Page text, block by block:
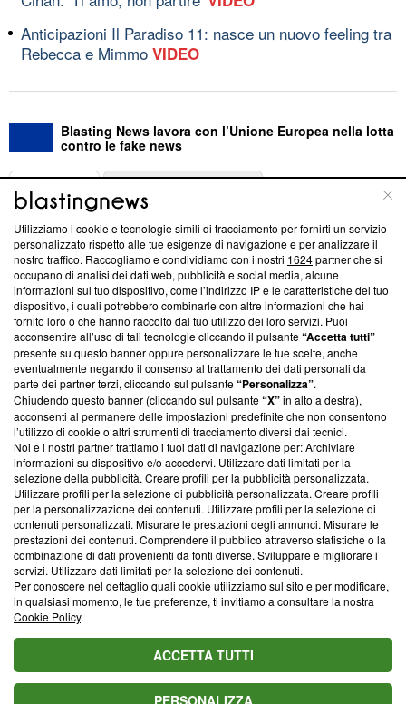
Anticipazioni Il Paradiso 11: nasce un nuovo feeling tra
Rebecca e Mimmo VIDEO
Blasting News lavora con l’Unione Europea nella lotta
contro le fake news
ABOUT
Questa sezione offre informazioni trasparenti su Blasting
News, sui nostri processi editoriali e su come ci impegniamo a
creare news di qualità. Inoltre, afferma la nostra aderenza a
‘Trust Project - News with Integrity’Blasting News non è
ancora membro del programma, ma ha richiesto di farne
parte; Trust Project non ha ancora effettuato una verifica di
conformità agli standard.
Su di noi
Team editoriale
Corporate
Redazione
Informativa Privacy
Cookie Policy
Blasting SA, IDI CHE-247.845.224, Via Carlo Frasca, 3 - 6900
Lugano (Svizzera) Tel:+39 0690258937
© 2026 Blasting News
Utilizziamo i cookie e tecnologie simili di tracciamento per fornirti un servizio
personalizzato rispetto alle tue esigenze di navigazione e per analizzare il
nostro traffico. Raccogliamo e condividiamo con i nostri 1624partner che si
occupano di analisi dei dati web, pubblicità e social media, alcune
informazioni sul tuo dispositivo, come l’indirizzo IP e le caratteristiche del tuo
dispositivo, i quali potrebbero combinarle con altre informazioni che hai
fornito loro o che hanno raccolto dal tuo utilizzo dei loro servizi. Puoi
acconsentire all’uso di tali tecnologie cliccando il pulsante“Accetta tutti”
presente su questo banner oppure personalizzare le tue scelte, anche
eventualmente negando il consenso al trattamento dei dati personali da
parte dei partner terzi, cliccando sul pulsante“Personalizza”.
Chiudendo questo banner (cliccando sul pulsante“X”in alto a destra),
acconsenti al permanere delle impostazioni predefinite che non consentono
l’utilizzo di cookie o altri strumenti di tracciamento diversi dai tecnici.
Noi e i nostri partner trattiamo i tuoi dati di navigazione per: Archiviare
informazioni su dispositivo e/o accedervi. Utilizzare dati limitati per la
selezione della pubblicità. Creare profili per la pubblicità personalizzata.
Utilizzare profili per la selezione di pubblicità personalizzata. Creare profili
per la personalizzazione dei contenuti. Utilizzare profili per la selezione di
contenuti personalizzati. Misurare le prestazioni degli annunci. Misurare le
prestazioni dei contenuti. Comprendere il pubblico attraverso statistiche o la
combinazione di dati provenienti da fonti diverse. Sviluppare e migliorare i
servizi. Utilizzare dati limitati per la selezione dei contenuti.
Per conoscere nel dettaglio quali cookie utilizziamo sul sito e per modificare,
in qualsiasi momento, le tue preferenze, ti invitiamo a consultare la nostra
Cookie Policy.
ACCETTA TUTTI
PERSONALIZZA